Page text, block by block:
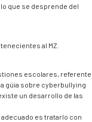
que se desprende del
al MZ.
escolares, referente
gúia sobre cyberbullying
un desarrollo de las
es tratarlo con